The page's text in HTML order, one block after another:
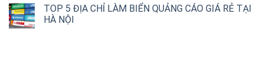
TOP 5 ĐỊA CHỈ LÀM BIỂN QUẢNG CÁO GIÁ RẺ TẠI
HÀ NỘI